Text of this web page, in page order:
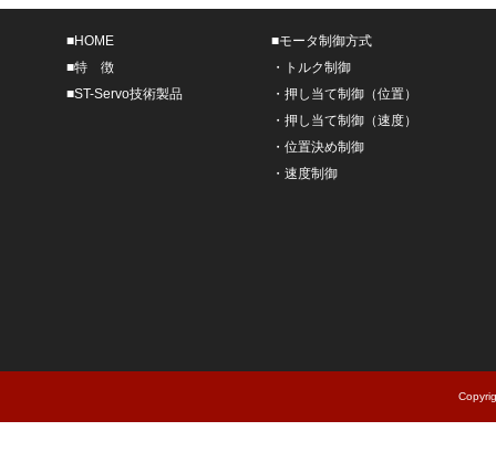
■HOME
■特 徴
■ST-Servo技術製品
■モータ制御方式
・
トルク制御
・ 押し当て制御（位置）
・ 押し当て制御（速度）
・ 位置決め制御
・ 速度制御